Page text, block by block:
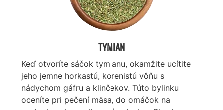
TYMIAN
Keď otvoríte sáčok tymianu, okamžite ucítite
jeho jemne horkastú, korenistú vôňu s
nádychom gáfru a klinčekov. Túto bylinku
oceníte pri pečení mäsa, do omáčok na